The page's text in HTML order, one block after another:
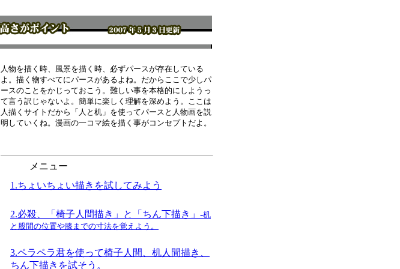
人物を描く時、風景を描く時、必ずパースが存在している
よ。描く物すべてにパースがあるよね。だからここで少しパ
ースのことをかじっておこう。難しい事を本格的にしようっ
て言う訳じゃないよ。簡単に楽しく理解を深めよう。ここは
人描くサイトだから「人と机」を使ってパースと人物画を説
明していくね。漫画の一コマ絵を描く事がコンセプトだよ。
メニュー
1.ちょいちょい描きを試してみよう
2.必殺、「椅子人間描き」と「ちん下描き」-机
と股間の位置や膝までの寸法を覚えよう。
3.ペラペラ君を使って椅子人間、机人間描き、
ちん下描きを試そう。